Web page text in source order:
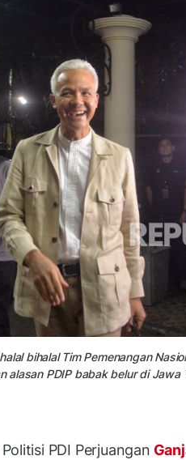
bihalal Tim Pemenangan
alasan PDIP babak belur di Jawa
PDI Perjuangan